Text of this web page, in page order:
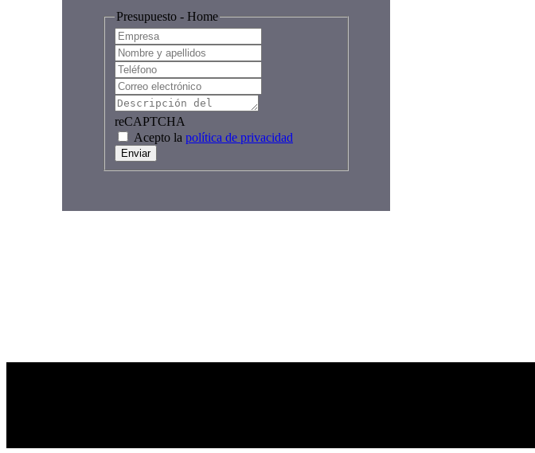
Presupuesto - Home
reCAPTCHA
Acepto la política de privacidad
Enviar